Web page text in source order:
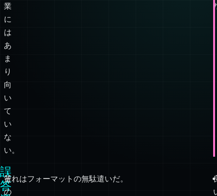
う
複
雑
な
作
業
に
は
あ
ま
り
向
い
て
い